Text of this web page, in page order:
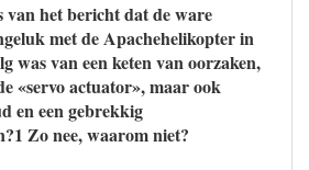
van het bericht dat de ware
met de Apachehelikopter in
was van een keten van oorzaken,
«servo actuator», maar ook
en een gebrekkig
Zo nee, waarom niet?